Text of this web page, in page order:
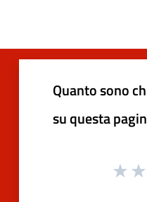
Quanto sono
su questa